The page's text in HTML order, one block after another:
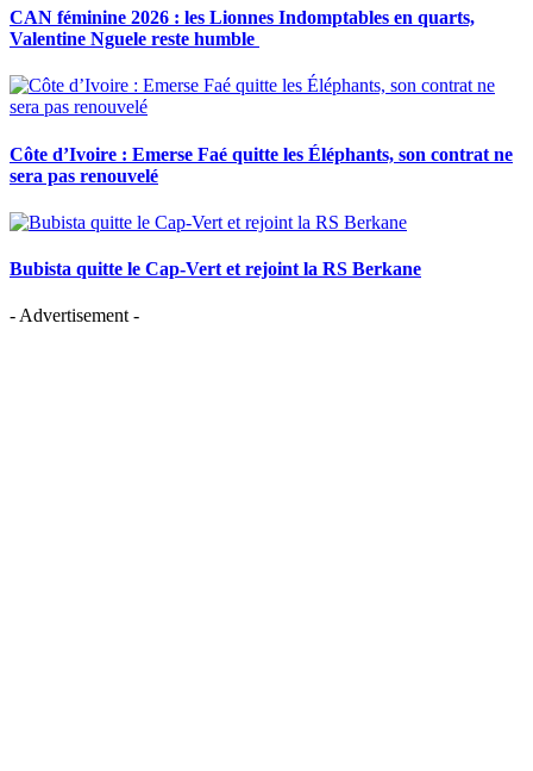
CAN féminine 2026 : les Lionnes Indomptables en quarts,
Valentine Nguele reste humble
Côte d’Ivoire : Emerse Faé quitte les Éléphants, son contrat ne
sera pas renouvelé
Bubista quitte le Cap-Vert et rejoint la RS Berkane
- Advertisement -